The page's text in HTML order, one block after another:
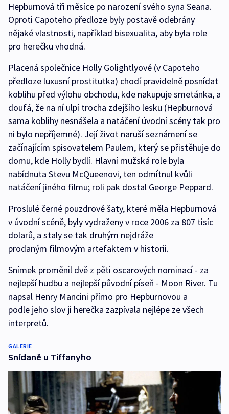
Hepburnová tři měsíce po narození svého syna Seana.
Oproti Capoteho předloze byly postavě odebrány
nějaké vlastnosti, například bisexualita, aby byla role
pro herečku vhodná.
Placená společnice Holly Golightlyové (v Capoteho
předloze luxusní prostitutka) chodí pravidelně posnídat
koblihu před výlohu obchodu, kde nakupuje smetánka, a
doufá, že na ní ulpí trocha zdejšího lesku (Hepburnová
sama koblihy nesnášela a natáčení úvodní scény tak pro
ni bylo nepříjemné). Její život naruší seznámení se
začínajícím spisovatelem Paulem, který se přistěhuje do
domu, kde Holly bydlí. Hlavní mužská role byla
nabídnuta Stevu McQueenovi, ten odmítnul kvůli
natáčení jiného filmu; roli pak dostal George Peppard.
Proslulé černé pouzdrové šaty, které měla Hepburnová
v úvodní scéně, byly vydraženy v roce 2006 za 807 tisíc
dolarů, a staly se tak druhým nejdráže
prodaným filmovým artefaktem v historii.
Snímek proměnil dvě z pěti oscarových nominací - za
nejlepší hudbu a nejlepší původní píseň - Moon River. Tu
napsal Henry Mancini přímo pro Hepburnovou a
podle jeho slov ji herečka zazpívala nejlépe ze všech
interpretů.
GALERIE
Snídaně u Tiffanyho